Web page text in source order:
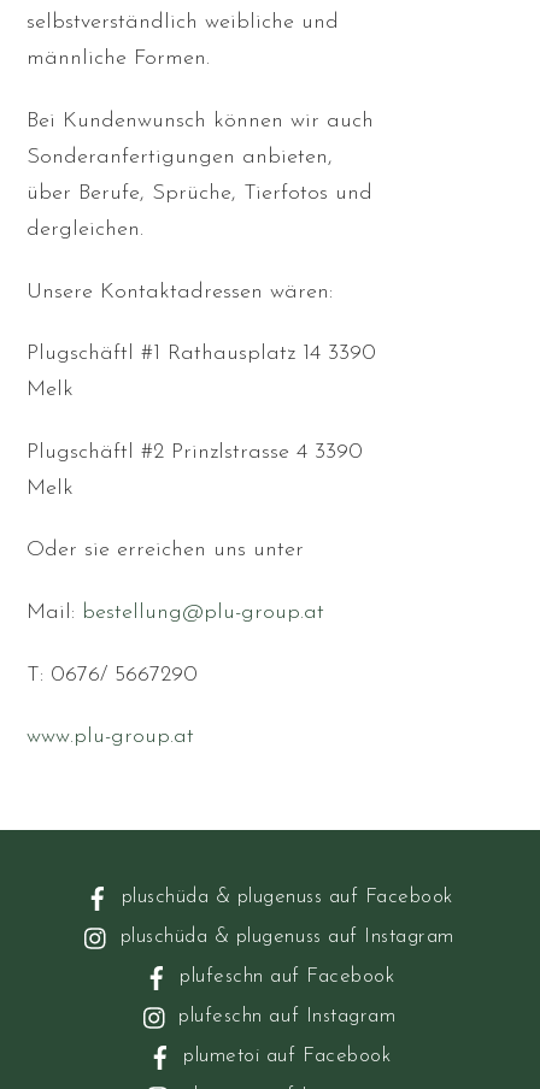
selbstverständlich weibliche und
männliche Formen.
Bei Kundenwunsch können wir auch
Sonderanfertigungen anbieten,
über Berufe, Sprüche, Tierfotos und
dergleichen.
Unsere Kontaktadressen wären:
Plugschäftl #1 Rathausplatz 14 3390
Melk
Plugschäftl #2 Prinzlstrasse 4 3390
Melk
Oder sie erreichen uns unter
Mail: bestellung@plu-group.at
T: 0676/ 5667290
www.plu-group.at
pluschüda & plugenuss auf Facebook
pluschüda & plugenuss auf Instagram
plufeschn auf Facebook
plufeschn auf Instagram
plumetoi auf Facebook